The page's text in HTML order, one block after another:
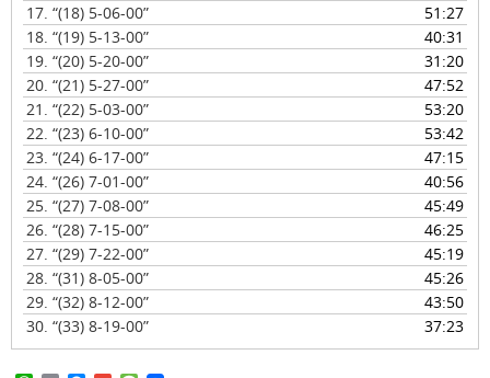
17. “(18) 5-06-00”
51:27
18. “(19) 5-13-00”
40:31
19. “(20) 5-20-00”
31:20
20. “(21) 5-27-00”
47:52
21. “(22) 5-03-00”
53:20
22. “(23) 6-10-00”
53:42
23. “(24) 6-17-00”
47:15
24. “(26) 7-01-00”
40:56
25. “(27) 7-08-00”
45:49
26. “(28) 7-15-00”
46:25
27. “(29) 7-22-00”
45:19
28. “(31) 8-05-00”
45:26
29. “(32) 8-12-00”
43:50
30. “(33) 8-19-00” 37:23